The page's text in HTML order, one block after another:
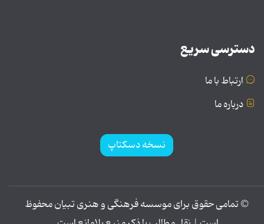
دسترسی سریع
ارتباط با ما
درباره ما
نسخه دسکتاپ
© تمامی حقوق برای موسسه فرهنگی و هنری تبیان محفوظ